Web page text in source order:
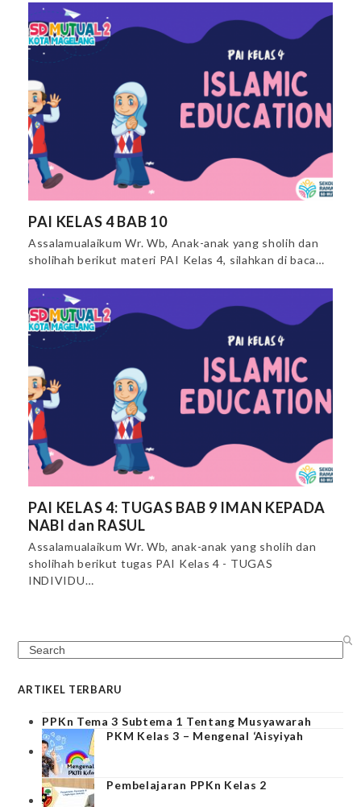
PAI KELAS 4 BAB 10
Assalamualaikum Wr. Wb, Anak-anak yang sholih dan
sholihah berikut materi PAI Kelas 4, silahkan di baca…
PAI KELAS 4: TUGAS BAB 9 IMAN KEPADA
NABI dan RASUL
Assalamualaikum Wr. Wb, anak-anak yang sholih dan
sholihah berikut tugas PAI Kelas 4 - TUGAS
INDIVIDU…
Search
ARTIKEL TERBARU
PPKn Tema 3 Subtema 1 Tentang Musyawarah
PKM Kelas 3 – Mengenal ‘Aisyiyah
Pembelajaran PPKn Kelas 2